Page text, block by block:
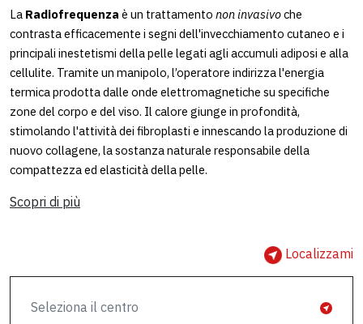
La Radiofrequenza è un trattamento non invasivoche
contrasta efficacemente i segni dell'invecchiamento cutaneo e i
principali inestetismi della pelle legati agli accumuli adiposi e alla
cellulite. Tramite un manipolo, l’operatore indirizza l'energia
termica prodotta dalle onde elettromagnetiche su specifiche
zone del corpo e del viso. Il calore giunge in profondità,
stimolando l'attività dei fibroplasti e innescando la produzione di
nuovo collagene, la sostanza naturale responsabile della
compattezza ed elasticità della pelle.
Scopri di più
Localizzami
Seleziona il centro